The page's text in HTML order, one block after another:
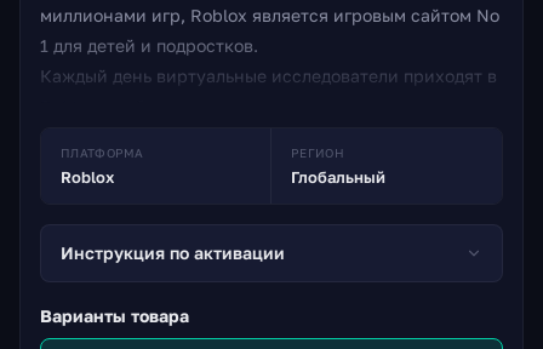
миллионами игр, Roblox является игровым сайтом No
1 для детей и подростков.
Каждый день виртуальные исследователи приходят в
семейной, захватывающей, 3D-среде.
ПЛАТФОРМА
Roblox
РЕГИОН
Глобальный
Инструкция по активации
Варианты товара